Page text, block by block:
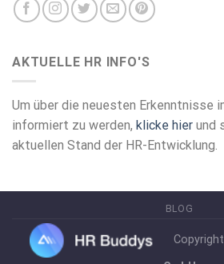
AKTUELLE HR INFO'S
Um über die neuesten Erkenntnisse
informiert zu werden, klicke hier und
aktuellen Stand der HR-Entwicklung.
BLOG